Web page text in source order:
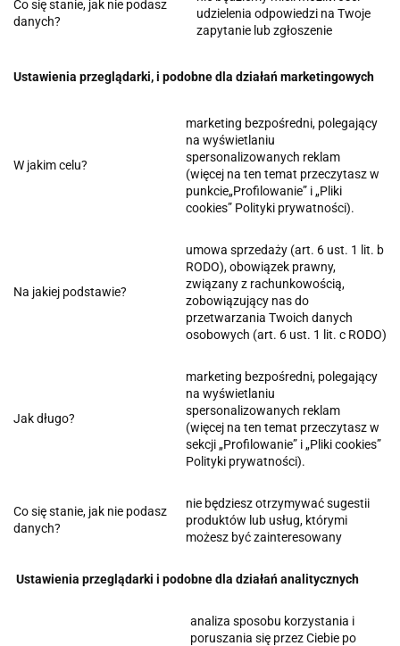
Co się stanie, jak nie podasz
danych?
udzielenia odpowiedzi na Twoje
zapytanie lub zgłoszenie
Ustawienia przeglądarki, i podobne dla działań marketingowych
W jakim celu?
marketing bezpośredni, polegający
na wyświetlaniu
spersonalizowanych reklam
(więcej na ten temat przeczytasz w
punkcie„Profilowanie” i „Pliki
cookies” Polityki prywatności).
Na jakiej podstawie?
umowa sprzedaży (art. 6 ust. 1 lit. b
RODO), obowiązek prawny,
związany z rachunkowością,
zobowiązujący nas do
przetwarzania Twoich danych
osobowych (art. 6 ust. 1 lit. c RODO)
Jak długo?
marketing bezpośredni, polegający
na wyświetlaniu
spersonalizowanych reklam
(więcej na ten temat przeczytasz w
sekcji „Profilowanie” i „Pliki cookies”
Polityki prywatności).
Co się stanie, jak nie podasz
danych?
nie będziesz otrzymywać sugestii
produktów lub usług, którymi
możesz być zainteresowany
Ustawienia przeglądarki i podobne dla działań analitycznych
analiza sposobu korzystania i
poruszania się przez Ciebie po